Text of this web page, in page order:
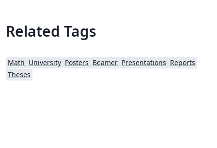
Related Tags
Math University Posters Beamer Presentations Reports
Theses